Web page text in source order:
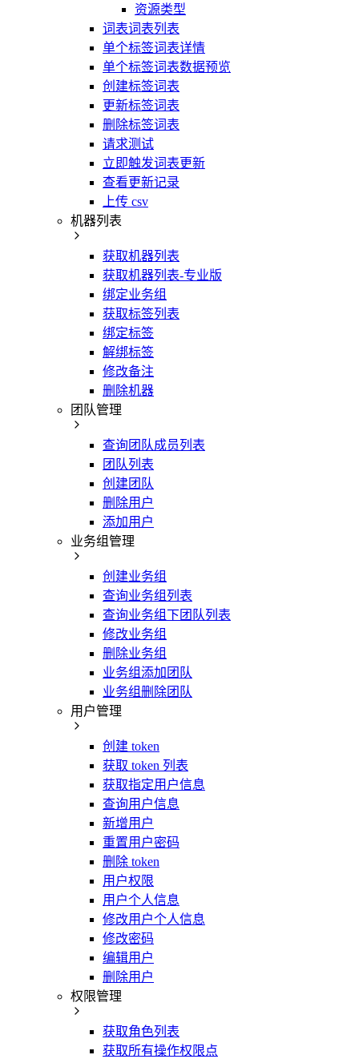
资源类型
词表词表列表
单个标签词表详情
单个标签词表数据预览
创建标签词表
更新标签词表
删除标签词表
请求测试
立即触发词表更新
查看更新记录
上传 csv
机器列表
获取机器列表
获取机器列表-专业版
绑定业务组
获取标签列表
绑定标签
解绑标签
修改备注
删除机器
团队管理
查询团队成员列表
团队列表
创建团队
删除用户
添加用户
业务组管理
创建业务组
查询业务组列表
查询业务组下团队列表
修改业务组
删除业务组
业务组添加团队
业务组删除团队
用户管理
创建 token
获取 token 列表
获取指定用户信息
查询用户信息
新增用户
重置用户密码
删除 token
用户权限
用户个人信息
修改用户个人信息
修改密码
编辑用户
删除用户
权限管理
获取角色列表
获取所有操作权限点